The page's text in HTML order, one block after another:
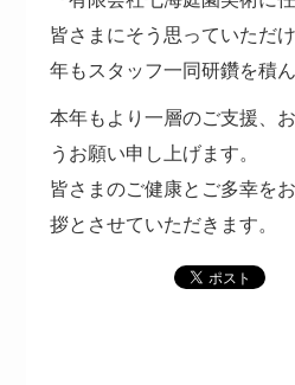
皆さまにそう思っていただ
年もスタッフ一同研鑽を積
本年もより一層のご支援、
うお願い申し上げます。
皆さまのご健康とご多幸を
拶とさせていただきます。